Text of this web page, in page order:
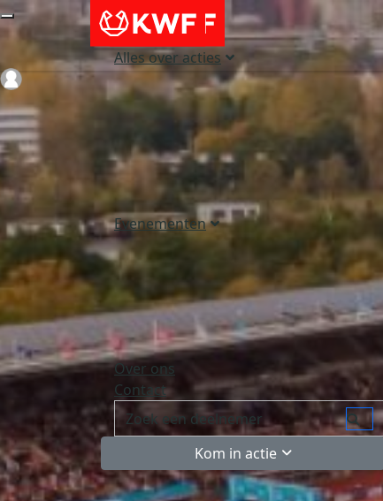
Alles over acties
Evenementen
Over ons
Contact
Kom in actie
Login